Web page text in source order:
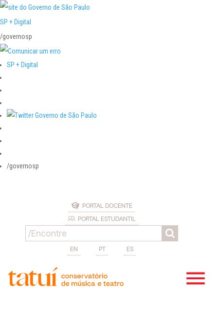
SP + Digital
/governosp
SP + Digital
/governosp
PORTAL DOCENTE
PORTAL ESTUDANTIL
EN PT ES